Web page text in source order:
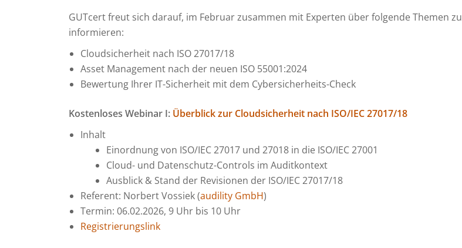
GUTcert freut sich darauf, im Februar zusammen mit Experten über folgende Themen zu
informieren:
Cloudsicherheit nach ISO 27017/18
Asset Management nach der neuen ISO 55001:2024
Bewertung Ihrer IT-Sicherheit mit dem Cybersicherheits-Check
Kostenloses Webinar I: Überblick zur Cloudsicherheit nach ISO/IEC 27017/18
Inhalt
Einordnung von ISO/IEC 27017 und 27018 in die ISO/IEC 27001
Cloud- und Datenschutz-Controls im Auditkontext
Ausblick & Stand der Revisionen der ISO/IEC 27017/18
Referent: Norbert Vossiek (audility GmbH)
Termin: 06.02.2026, 9 Uhr bis 10 Uhr
Registrierungslink